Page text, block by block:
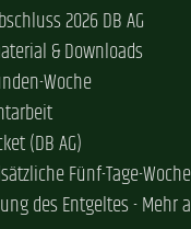
2026 DB AG
& Downloads
Woche
(DB AG)
Fünf-Tage-
des Entgeltes - Mehr